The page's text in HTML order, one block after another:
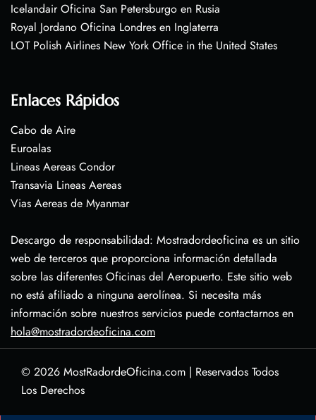
Icelandair Oficina San Petersburgo en Rusia
Royal Jordano Oficina Londres en Inglaterra
LOT Polish Airlines New York Office in the United States
Enlaces Rápidos
Cabo de Aire
Euroalas
Lineas Aereas Condor
Transavia Lineas Aereas
Vias Aereas de Myanmar
Descargo de responsabilidad: Mostradordeoficina es un sitio
web de terceros que proporciona información detallada
sobre las diferentes Oficinas del Aeropuerto. Este sitio web
no está afiliado a ninguna aerolínea. Si necesita más
información sobre nuestros servicios puede contactarnos en
hola@mostradordeoficina.com
© 2026 MostRadordeOficina.com | Reservados Todos
Los Derechos